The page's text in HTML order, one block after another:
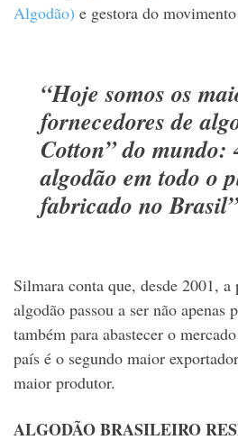
Algodão) e gestora do
“Hoje somos os
fornecedores de
Cotton” do mundo:
algodão em todo o
fabricado no
Silmara conta que, desde 2001,
algodão passou a ser não apenas
também para abastecer o
país é o segundo maior
maior produtor.
ALGODÃO BRASILEIRO